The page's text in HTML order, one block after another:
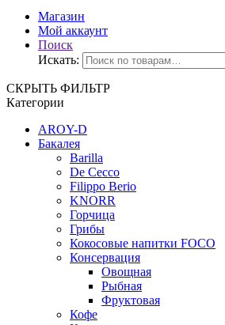
Магазин
Мой аккаунт
Поиск
Искать:
СКРЫТЬ ФИЛЬТР
Категории
AROY-D
Бакалея
Barilla
De Cecco
Filippo Berio
KNORR
Горчица
Грибы
Кокосовые напитки FOCO
Консервация
Овощная
Рыбная
Фруктовая
Кофе